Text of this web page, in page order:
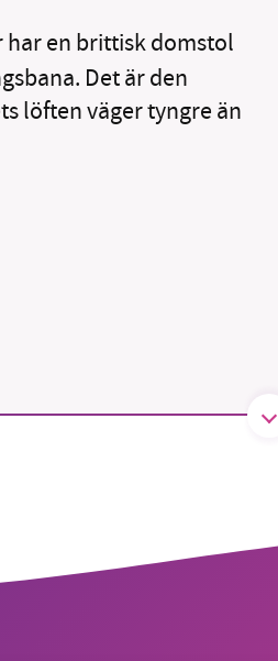
en brittisk domstol
Det är den
löften väger tyngre än
Läs vad